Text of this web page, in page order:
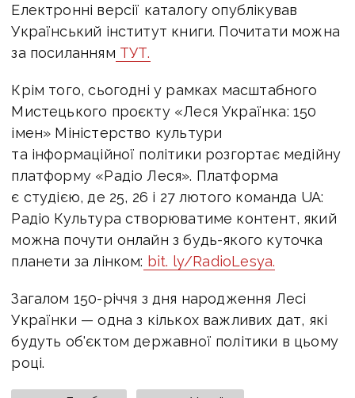
Електронні версії каталогу опублікував
Український інститут книги. Почитати можна
за посиланням ТУТ.
Крім того, сьогодні у рамках масштабного
Мистецького проєкту «Леся Українка: 150
імен» Міністерство культури
та інформаційної політики розгортає медійну
платформу «Радіо Леся». Платформа
є студією, де 25, 26 і 27 лютого команда UA:
Радіо Культура створюватиме контент, який
можна почути онлайн з будь-якого куточка
планети за лінком: bit. ly/RadioLesya.
Загалом 150-річчя з дня народження Лесі
Українки — одна з кількох важливих дат, які
будуть об'єктом державної політики в цьому
році.